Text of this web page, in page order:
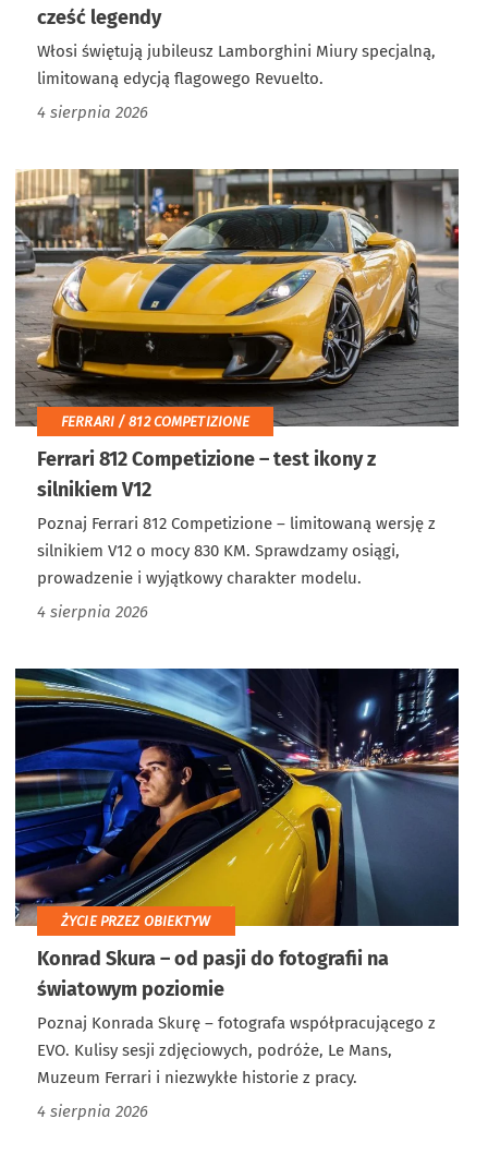
cześć legendy
Włosi świętują jubileusz Lamborghini Miury specjalną,
limitowaną edycją flagowego Revuelto.
4 sierpnia 2026
FERRARI / 812 COMPETIZIONE
Ferrari 812 Competizione – test ikony z
silnikiem V12
Poznaj Ferrari 812 Competizione – limitowaną wersję z
silnikiem V12 o mocy 830 KM. Sprawdzamy osiągi,
prowadzenie i wyjątkowy charakter modelu.
4 sierpnia 2026
ŻYCIE PRZEZ OBIEKTYW
Konrad Skura – od pasji do fotografii na
światowym poziomie
Poznaj Konrada Skurę – fotografa współpracującego z
EVO. Kulisy sesji zdjęciowych, podróże, Le Mans,
Muzeum Ferrari i niezwykłe historie z pracy.
4 sierpnia 2026